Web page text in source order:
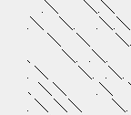
.＼ ＼.
.＼ ＼. .＼.
＼ ＼
、 ＼. .
. ＼ ＼
､ ＼＼ .
. ＼ ＼＼